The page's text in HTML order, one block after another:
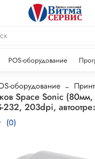
POS-оборудование
оборудование
Space Sonic
232, 203dpi,
(0)